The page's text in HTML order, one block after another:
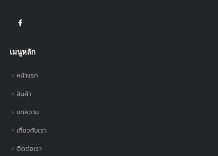
เมนูหลัก
หน้าแรก
สินค้า
บทความ
เกี่ยวกับเรา
ติดต่อเรา